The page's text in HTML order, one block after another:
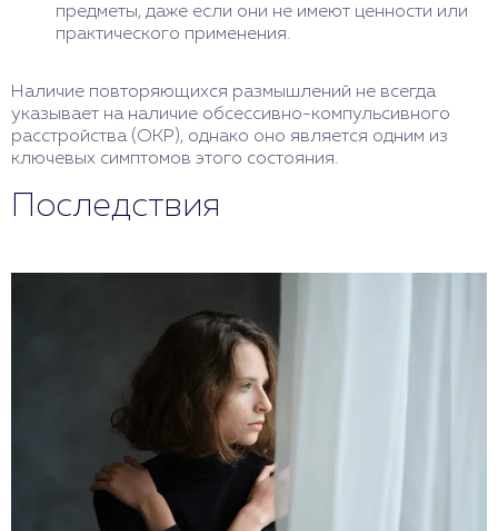
предметы, даже если они не имеют ценности или
практического применения.
Наличие повторяющихся размышлений не всегда
указывает на наличие обсессивно-компульсивного
расстройства (ОКР), однако оно является одним из
ключевых симптомов этого состояния.
Последствия